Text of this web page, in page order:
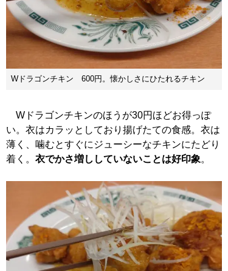
Wドラゴンチキン 600円。懐かしさにひたれるチキン
Wドラゴンチキンのほうが30円ほどお得っぽ
い。衣はカラッとしており揚げたての食感。衣は
薄く、噛むとすぐにジューシーなチキンにたどり
着く。 衣でかさ増ししていないことは好印象。